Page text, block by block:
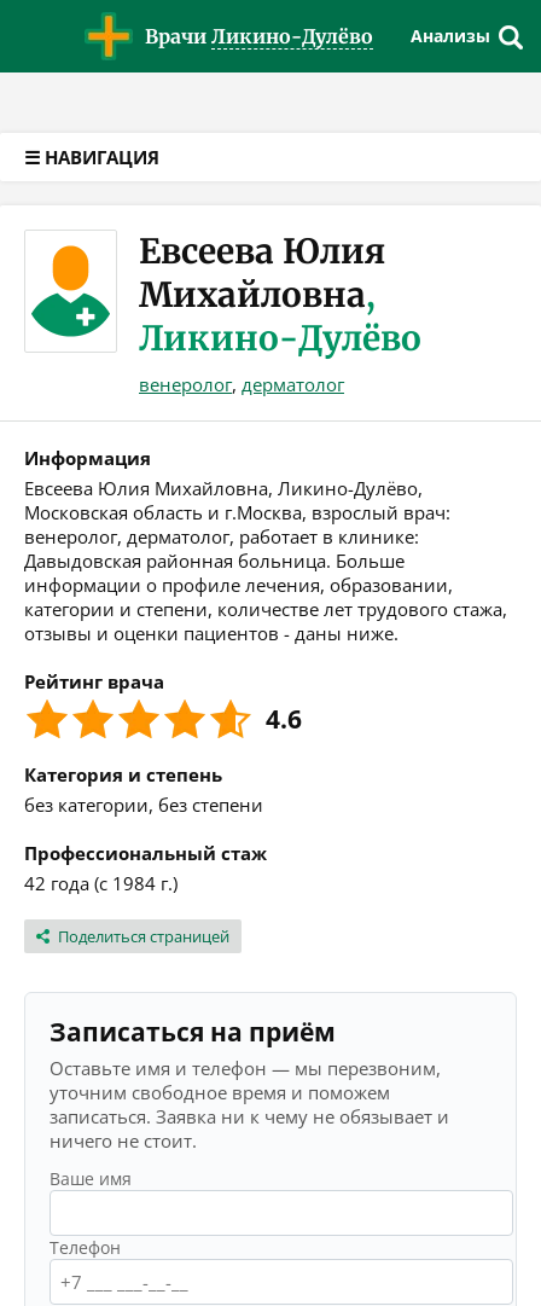
Врачи Ликино-Дулёво Анализы
☰ НАВИГАЦИЯ
Евсеева Юлия
Михайловна,
Ликино-Дулёво
венеролог, дерматолог
Информация
Евсеева Юлия Михайловна, Ликино-Дулёво,
Московская область и г.Москва, взрослый врач:
венеролог, дерматолог, работает в клинике:
Давыдовcкая районная больница. Больше
информации о профиле лечения, образовании,
категории и степени, количестве лет трудового стажа,
отзывы и оценки пациентов - даны ниже.
Рейтинг врача
4.6
Категория и степень
без категории, без степени
Профессиональный стаж
42 года (с 1984 г.)
Поделиться страницей
Записаться на приём
Оставьте имя и телефон — мы перезвоним,
уточним свободное время и поможем
записаться. Заявка ни к чему не обязывает и
ничего не стоит.
Ваше имя
Телефон